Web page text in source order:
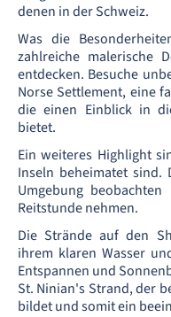
denen in der Schweiz.
Was die
zahlreiche malerische
entdecken. Besuche
Norse Settlement, eine
die einen Einblick in
bietet.
Ein weiteres Highlight
Inseln beheimatet
Umgebung
Reitstunde nehmen.
Die Strände auf den
ihrem klaren Wasser
Entspannen und
St. Ninian's Strand, der
bildet und somit ein